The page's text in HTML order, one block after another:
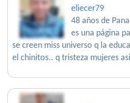
eliecer79
48 años de
es una página
se creen miss universo q la
el chinitos.. q tristeza mujeres asi